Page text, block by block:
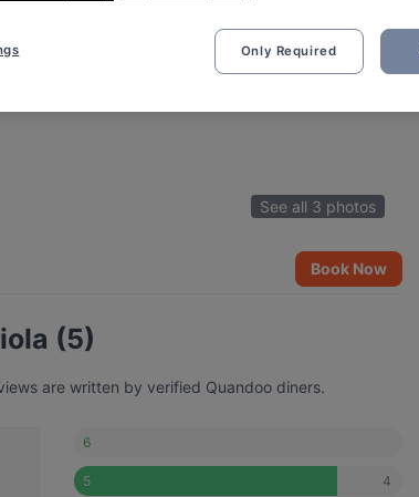
See all 3 photos
Book Now
(5)
are written by verified Quandoo diners.
6
5 4
Only Required